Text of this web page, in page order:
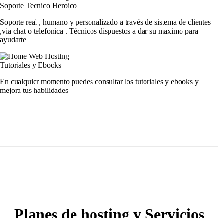
Soporte Tecnico Heroico
Soporte real , humano y personalizado a través de sistema de clientes
,via chat o telefonica . Técnicos dispuestos a dar su maximo para
ayudarte
Tutoriales y Ebooks
En cualquier momento puedes consultar los tutoriales y ebooks y
mejora tus habilidades
Planes de hosting y Servicios